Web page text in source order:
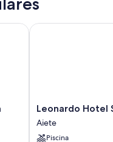
Agud Querol
Leonardo
Hotel
San
Sebastián
Leonardo Hotel
Aiete
Piscina
Leonardo Hotel